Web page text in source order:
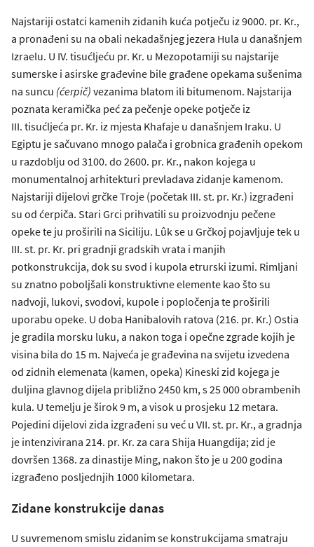
Najstariji ostatci kamenih zidanih kuća potječu iz 9000. pr. Kr.,
a pronađeni su na obali nekadašnjeg jezera Hula u današnjem
Izraelu. U IV. tisućljeću pr. Kr. u Mezopotamiji su najstarije
sumerske i asirske građevine bile građene opekama sušenima
na suncu (ćerpič) vezanima blatom ili bitumenom. Najstarija
poznata keramička peć za pečenje opeke potječe iz
III. tisućljeća pr. Kr. iz mjesta Khafaje u današnjem Iraku. U
Egiptu je sačuvano mnogo palača i grobnica građenih opekom
u razdoblju od 3100. do 2600. pr. Kr., nakon kojega u
monumentalnoj arhitekturi prevladava zidanje kamenom.
Najstariji dijelovi grčke Troje (početak III. st. pr. Kr.) izgrađeni
su od ćerpiča. Stari Grci prihvatili su proizvodnju pečene
opeke te ju proširili na Siciliju. Lûk se u Grčkoj pojavljuje tek u
III. st. pr. Kr. pri gradnji gradskih vrata i manjih
potkonstrukcija, dok su svod i kupola etrurski izumi. Rimljani
su znatno poboljšali konstruktivne elemente kao što su
nadvoji, lukovi, svodovi, kupole i popločenja te proširili
uporabu opeke. U doba Hanibalovih ratova (216. pr. Kr.) Ostia
je gradila morsku luku, a nakon toga i opečne zgrade kojih je
visina bila do 15 m. Najveća je građevina na svijetu izvedena
od zidnih elemenata (kamen, opeka) Kineski zid kojega je
duljina glavnog dijela približno 2450 km, s 25 000 obrambenih
kula. U temelju je širok 9 m, a visok u prosjeku 12 metara.
Pojedini dijelovi zida izgrađeni su već u VII. st. pr. Kr., a gradnja
je intenzivirana 214. pr. Kr. za cara Shija Huangdija; zid je
dovršen 1368. za dinastije Ming, nakon što je u 200 godina
izgrađeno posljednjih 1000 kilometara.
Zidane konstrukcije danas
U suvremenom smislu zidanim se konstrukcijama smatraju